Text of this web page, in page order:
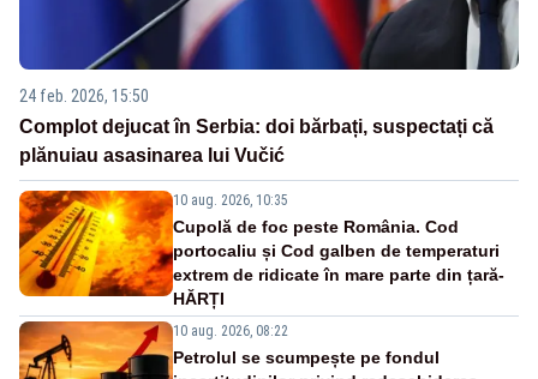
24 feb. 2026, 15:50
Complot dejucat în Serbia: doi bărbați, suspectați că
plănuiau asasinarea lui Vučić
10 aug. 2026, 10:35
Cupolă de foc peste România. Cod
portocaliu și Cod galben de temperaturi
extrem de ridicate în mare parte din țară-
HĂRȚI
10 aug. 2026, 08:22
Petrolul se scumpește pe fondul